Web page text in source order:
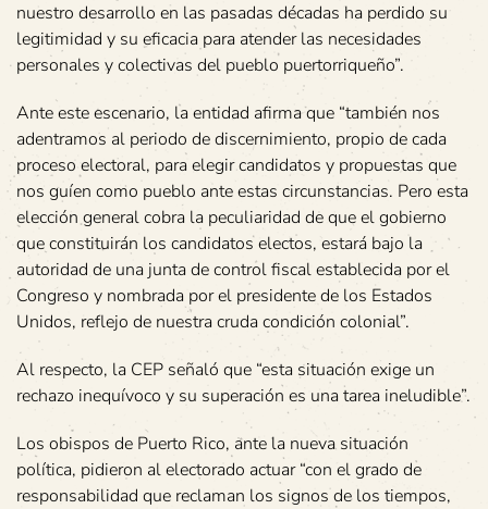
nuestro desarrollo en las pasadas décadas ha perdido su
legitimidad y su eficacia para atender las necesidades
personales y colectivas del pueblo puertorriqueño”.
Ante este escenario, la entidad afirma que “también nos
adentramos al periodo de discernimiento, propio de cada
proceso electoral, para elegir candidatos y propuestas que
nos guíen como pueblo ante estas circunstancias. Pero esta
elección general cobra la peculiaridad de que el gobierno
que constituirán los candidatos electos, estará bajo la
autoridad de una junta de control fiscal establecida por el
Congreso y nombrada por el presidente de los Estados
Unidos, reflejo de nuestra cruda condición colonial”.
Al respecto, la CEP señaló que “esta situación exige un
rechazo inequívoco y su superación es una tarea ineludible”.
Los obispos de Puerto Rico, ante la nueva situación
política, pidieron al electorado actuar “con el grado de
responsabilidad que reclaman los signos de los tiempos,